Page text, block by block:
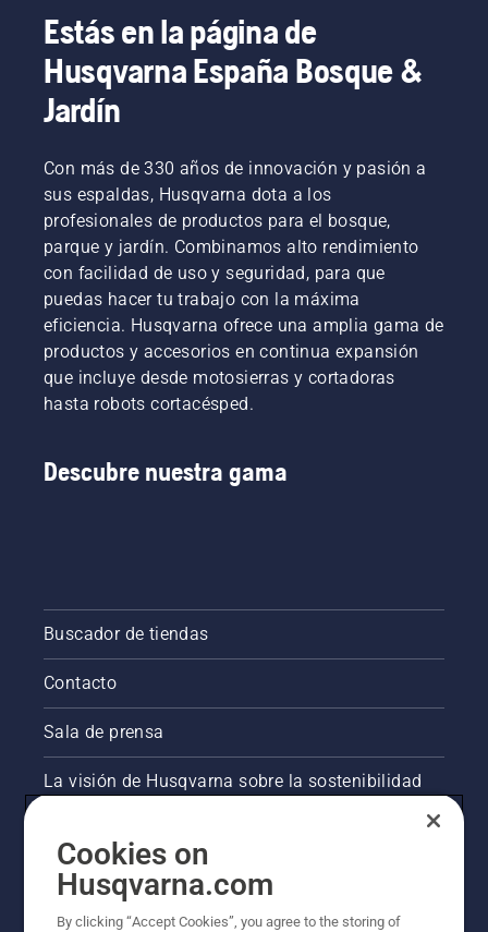
Estás en la página de
Husqvarna España Bosque &
Jardín
Con más de 330 años de innovación y pasión a
sus espaldas, Husqvarna dota a los
profesionales de productos para el bosque,
parque y jardín. Combinamos alto rendimiento
con facilidad de uso y seguridad, para que
puedas hacer tu trabajo con la máxima
eficiencia. Husqvarna ofrece una amplia gama de
productos y accesorios en continua expansión
que incluye desde motosierras y cortadoras
hasta robots cortacésped.
Descubre nuestra gama
Buscador de tiendas
Contacto
Sala de prensa
La visión de Husqvarna sobre la sostenibilidad
Otros sitios de Husqvarna
Cookies on
Husqvarna.com
By clicking “Accept Cookies”, you agree to the storing of